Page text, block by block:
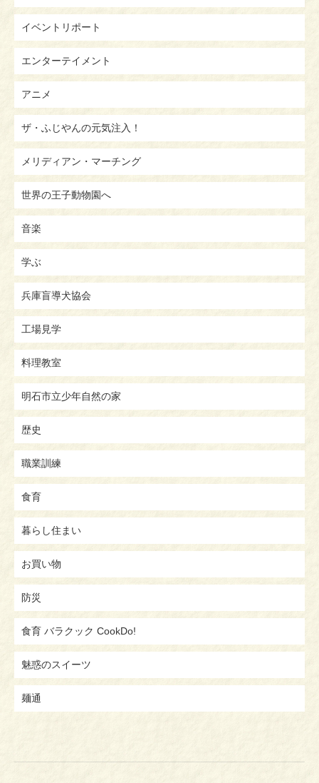
イベントリポート
エンターテイメント
アニメ
ザ・ふじやんの元気注入！
メリディアン・マーチング
世界の王子動物園へ
音楽
学ぶ
兵庫盲導犬協会
工場見学
料理教室
明石市立少年自然の家
歴史
職業訓練
食育
暮らし住まい
お買い物
防災
食育 バラクック CookDo!
魅惑のスイーツ
麺通